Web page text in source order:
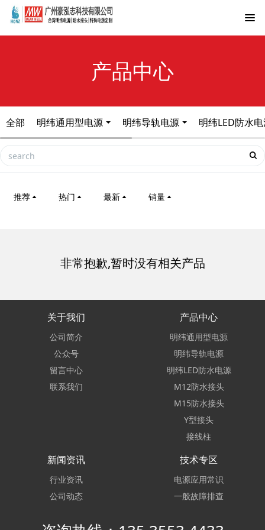
产品中心
全部 明纬通用型电源 明纬导轨电源 明纬LED防水
推荐 热门 最新 销量
非常抱歉,暂时没有相关产品
关于我们
公司简介
公众号
留言中心
联系我们
产品中心
明纬通用型电源
明纬导轨电源
明纬LED防水电源
M12防水接头
M15防水接头
Y型接头
接线柱
新闻资讯
行业资讯
公司动态
技术专区
电源应用常识
一般故障排查